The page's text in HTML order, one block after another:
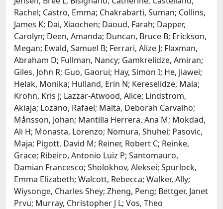
Rachel; Castro, Emma; Chakrabarti, Suman; Collins,
James K; Dai, Xiaochen; Daoud, Farah; Dapper,
Carolyn; Deen, Amanda; Duncan, Bruce B; Erickson,
Megan; Ewald, Samuel B; Ferrari, Alize J; Flaxman,
Abraham D; Fullman, Nancy; Gamkrelidze, Amiran;
Giles, John R; Guo, Gaorui; Hay, Simon I; He, Jiawei;
Helak, Monika; Hulland, Erin N; Kereselidze, Maia;
Krohn, Kris J; Lazzar-Atwood, Alice; Lindstrom,
Akiaja; Lozano, Rafael; Malta, Deborah Carvalho;
Månsson, Johan; Mantilla Herrera, Ana M; Mokdad,
Ali H; Monasta, Lorenzo; Nomura, Shuhei; Pasovic,
Maja; Pigott, David M; Reiner, Robert C; Reinke,
Grace; Ribeiro, Antonio Luiz P; Santomauro,
Damian Francesco; Sholokhov, Aleksei; Spurlock,
Emma Elizabeth; Walcott, Rebecca; Walker, Ally;
Wiysonge, Charles Shey; Zheng, Peng; Bettger, Janet
Prvu; Murray, Christopher J L; Vos, Theo